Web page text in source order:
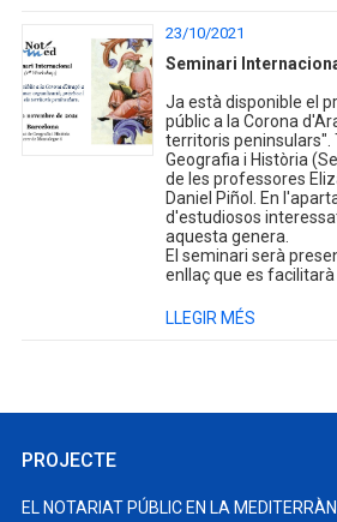
23/10/2021
Seminari
Ja està disponible el
públic a la Corona
territoris peninsulars".
Geografia i Història
de les professores
Daniel Piñol. En
d'estudiosos
aquesta genera.
El seminari serà
enllaç que es
LLEGIR MÉS
PROJECTE
EL NOTARIAT PÚBLIC EN LA